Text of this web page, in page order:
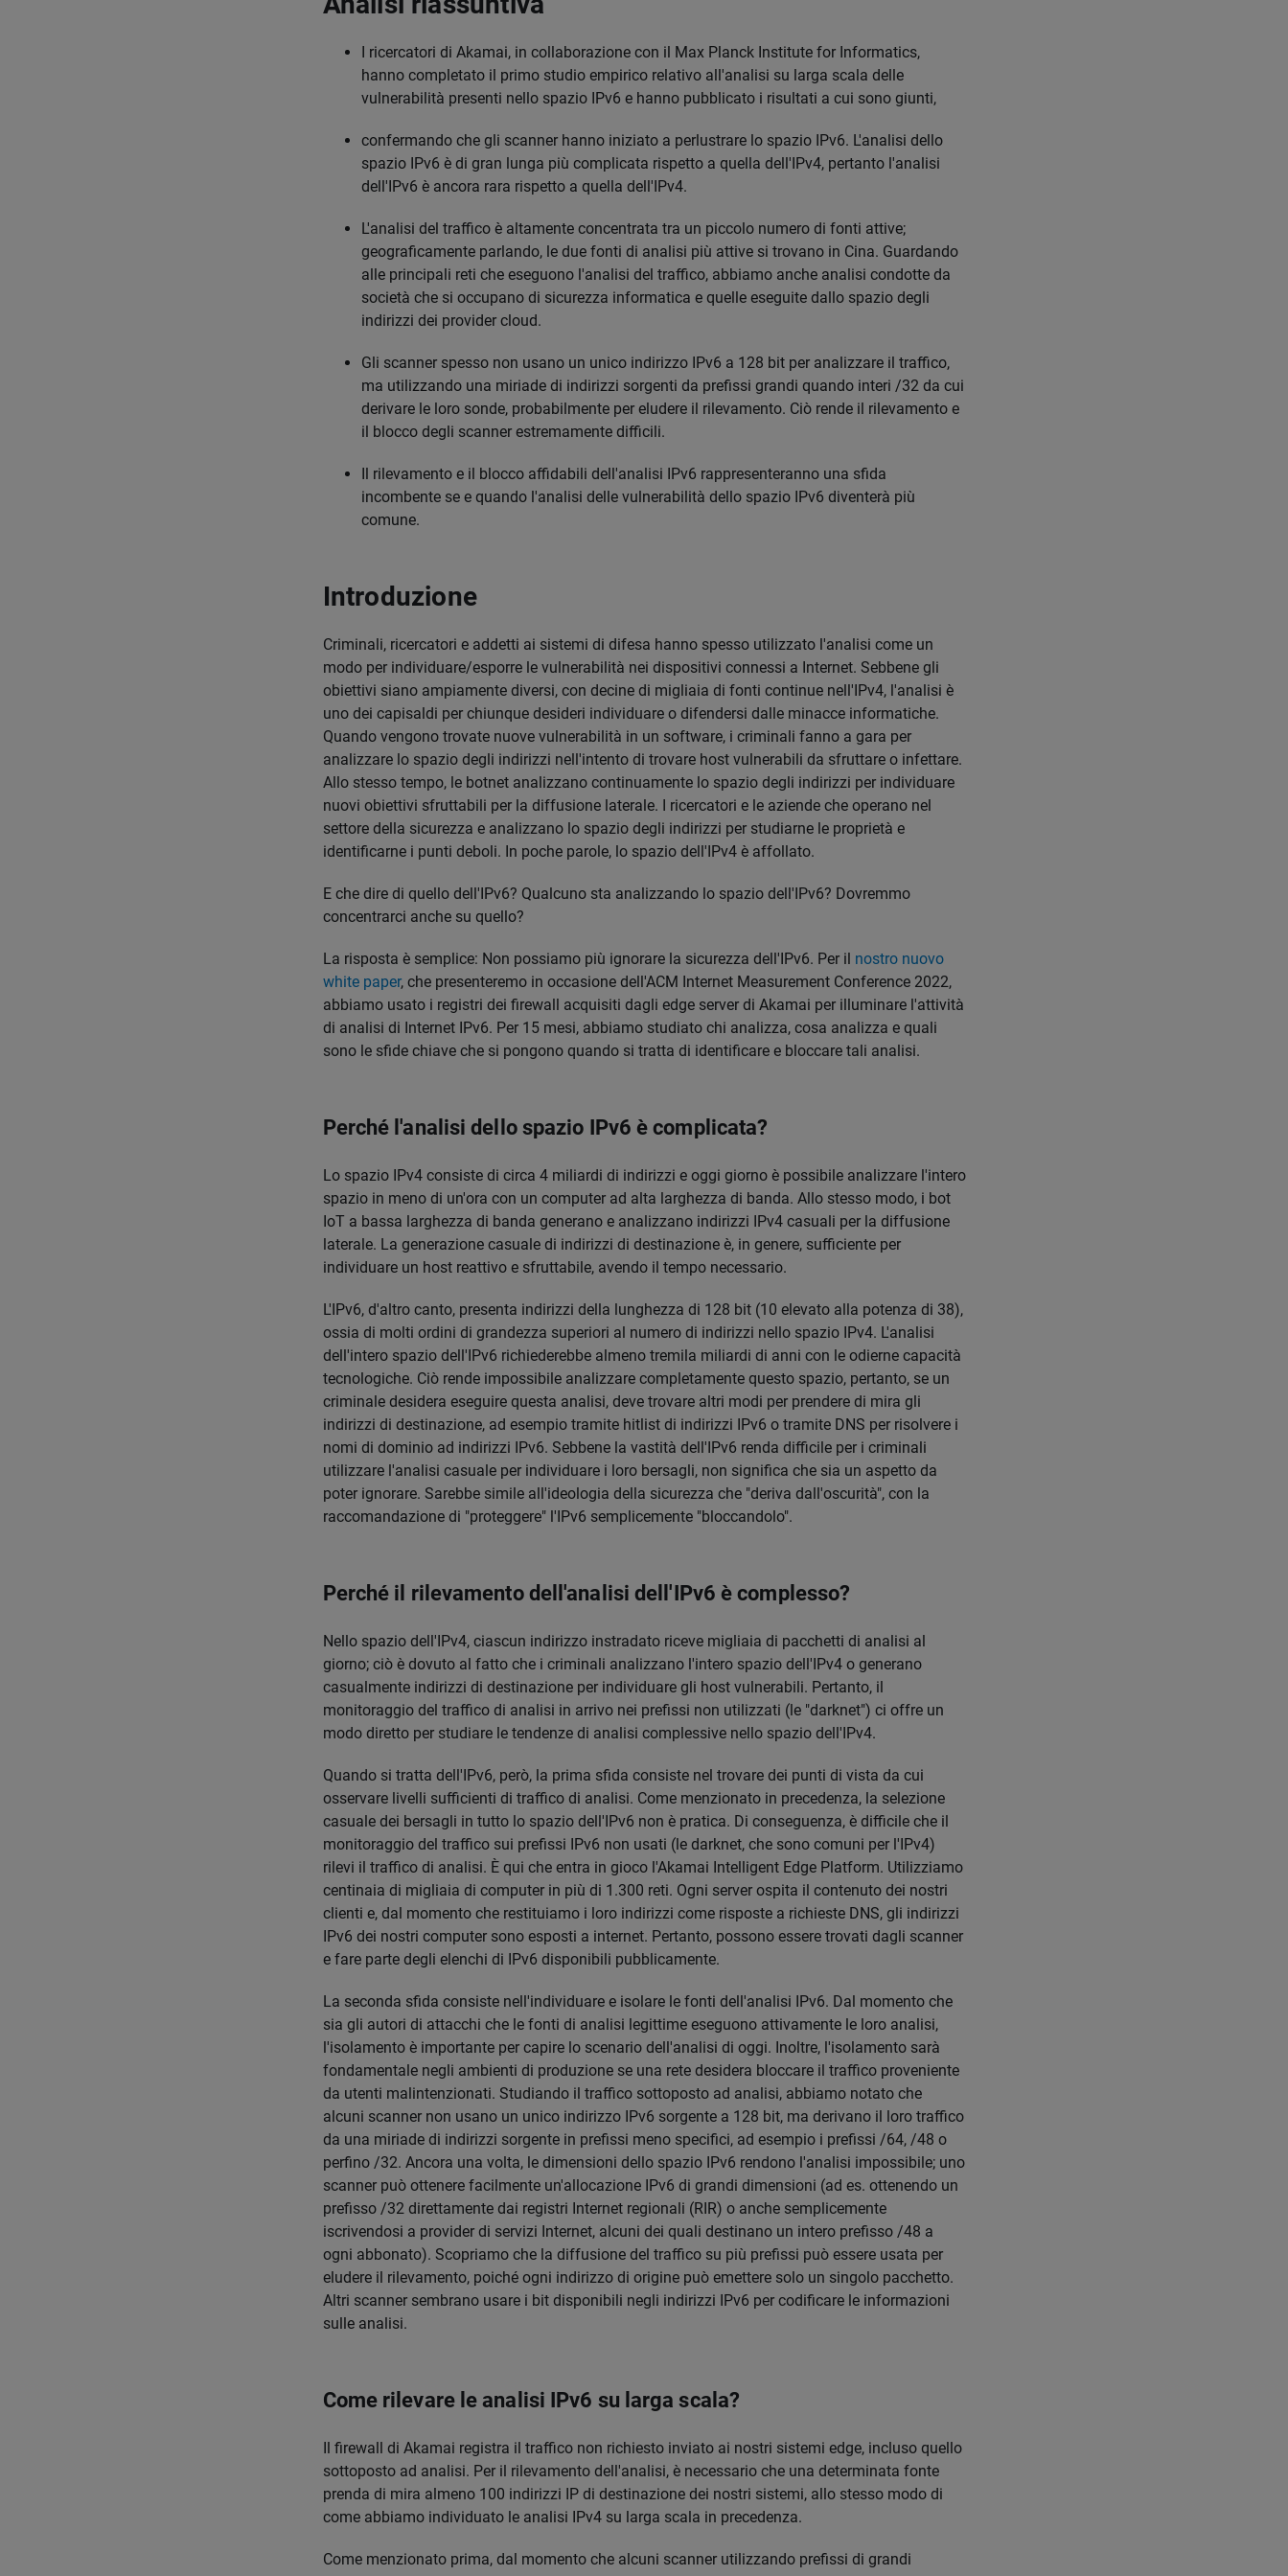
I ricercatori di Akamai, in collaborazione con il Max Planck Institute for Informatics,
hanno completato il primo studio empirico relativo all'analisi su larga scala delle
vulnerabilità presenti nello spazio IPv6 e hanno pubblicato i risultati a cui sono giunti,
confermando che gli scanner hanno iniziato a perlustrare lo spazio IPv6. L'analisi dello
spazio IPv6 è di gran lunga più complicata rispetto a quella dell'IPv4, pertanto l'analisi
dell'IPv6 è ancora rara rispetto a quella dell'IPv4.
L'analisi del traffico è altamente concentrata tra un piccolo numero di fonti attive;
geograficamente parlando, le due fonti di analisi più attive si trovano in Cina. Guardando
alle principali reti che eseguono l'analisi del traffico, abbiamo anche analisi condotte da
società che si occupano di sicurezza informatica e quelle eseguite dallo spazio degli
indirizzi dei provider cloud.
Gli scanner spesso non usano un unico indirizzo IPv6 a 128 bit per analizzare il traffico,
ma utilizzando una miriade di indirizzi sorgenti da prefissi grandi quando interi /32 da cui
derivare le loro sonde, probabilmente per eludere il rilevamento. Ciò rende il rilevamento e
il blocco degli scanner estremamente difficili.
Il rilevamento e il blocco affidabili dell'analisi IPv6 rappresenteranno una sfida
incombente se e quando l'analisi delle vulnerabilità dello spazio IPv6 diventerà più
comune.
Introduzione
Criminali, ricercatori e addetti ai sistemi di difesa hanno spesso utilizzato l'analisi come un
modo per individuare/esporre le vulnerabilità nei dispositivi connessi a Internet. Sebbene gli
obiettivi siano ampiamente diversi, con decine di migliaia di fonti continue nell'IPv4, l'analisi è
uno dei capisaldi per chiunque desideri individuare o difendersi dalle minacce informatiche.
Quando vengono trovate nuove vulnerabilità in un software, i criminali fanno a gara per
analizzare lo spazio degli indirizzi nell'intento di trovare host vulnerabili da sfruttare o infettare.
Allo stesso tempo, le botnet analizzano continuamente lo spazio degli indirizzi per individuare
nuovi obiettivi sfruttabili per la diffusione laterale. I ricercatori e le aziende che operano nel
settore della sicurezza e analizzano lo spazio degli indirizzi per studiarne le proprietà e
identificarne i punti deboli. In poche parole, lo spazio dell'IPv4 è affollato.
E che dire di quello dell'IPv6? Qualcuno sta analizzando lo spazio dell'IPv6? Dovremmo
concentrarci anche su quello?
La risposta è semplice: Non possiamo più ignorare la sicurezza dell'IPv6. Per il nostro nuovo
white paper, che presenteremo in occasione dell'ACM Internet Measurement Conference 2022,
abbiamo usato i registri dei firewall acquisiti dagli edge server di Akamai per illuminare l'attività
di analisi di Internet IPv6. Per 15 mesi, abbiamo studiato chi analizza, cosa analizza e quali
sono le sfide chiave che si pongono quando si tratta di identificare e bloccare tali analisi.
Perché l'analisi dello spazio IPv6 è complicata?
Lo spazio IPv4 consiste di circa 4 miliardi di indirizzi e oggi giorno è possibile analizzare l'intero
spazio in meno di un'ora con un computer ad alta larghezza di banda. Allo stesso modo, i bot
IoT a bassa larghezza di banda generano e analizzano indirizzi IPv4 casuali per la diffusione
laterale. La generazione casuale di indirizzi di destinazione è, in genere, sufficiente per
individuare un host reattivo e sfruttabile, avendo il tempo necessario.
L'IPv6, d'altro canto, presenta indirizzi della lunghezza di 128 bit (10 elevato alla potenza di 38),
ossia di molti ordini di grandezza superiori al numero di indirizzi nello spazio IPv4. L'analisi
dell'intero spazio dell'IPv6 richiederebbe almeno tremila miliardi di anni con le odierne capacità
tecnologiche. Ciò rende impossibile analizzare completamente questo spazio, pertanto, se un
criminale desidera eseguire questa analisi, deve trovare altri modi per prendere di mira gli
indirizzi di destinazione, ad esempio tramite hitlist di indirizzi IPv6 o tramite DNS per risolvere i
nomi di dominio ad indirizzi IPv6. Sebbene la vastità dell'IPv6 renda difficile per i criminali
utilizzare l'analisi casuale per individuare i loro bersagli, non significa che sia un aspetto da
poter ignorare. Sarebbe simile all'ideologia della sicurezza che "deriva dall'oscurità", con la
raccomandazione di "proteggere" l'IPv6 semplicemente "bloccandolo".
Perché il rilevamento dell'analisi dell'IPv6 è complesso?
Nello spazio dell'IPv4, ciascun indirizzo instradato riceve migliaia di pacchetti di analisi al
giorno; ciò è dovuto al fatto che i criminali analizzano l'intero spazio dell'IPv4 o generano
casualmente indirizzi di destinazione per individuare gli host vulnerabili. Pertanto, il
monitoraggio del traffico di analisi in arrivo nei prefissi non utilizzati (le "darknet") ci offre un
modo diretto per studiare le tendenze di analisi complessive nello spazio dell'IPv4.
Quando si tratta dell'IPv6, però, la prima sfida consiste nel trovare dei punti di vista da cui
osservare livelli sufficienti di traffico di analisi. Come menzionato in precedenza, la selezione
casuale dei bersagli in tutto lo spazio dell'IPv6 non è pratica. Di conseguenza, è difficile che il
monitoraggio del traffico sui prefissi IPv6 non usati (le darknet, che sono comuni per l'IPv4)
rilevi il traffico di analisi. È qui che entra in gioco l'Akamai Intelligent Edge Platform. Utilizziamo
centinaia di migliaia di computer in più di 1.300 reti. Ogni server ospita il contenuto dei nostri
clienti e, dal momento che restituiamo i loro indirizzi come risposte a richieste DNS, gli indirizzi
IPv6 dei nostri computer sono esposti a internet. Pertanto, possono essere trovati dagli scanner
e fare parte degli elenchi di IPv6 disponibili pubblicamente.
La seconda sfida consiste nell'individuare e isolare le fonti dell'analisi IPv6. Dal momento che
sia gli autori di attacchi che le fonti di analisi legittime eseguono attivamente le loro analisi,
l'isolamento è importante per capire lo scenario dell'analisi di oggi. Inoltre, l'isolamento sarà
fondamentale negli ambienti di produzione se una rete desidera bloccare il traffico proveniente
da utenti malintenzionati. Studiando il traffico sottoposto ad analisi, abbiamo notato che
alcuni scanner non usano un unico indirizzo IPv6 sorgente a 128 bit, ma derivano il loro traffico
da una miriade di indirizzi sorgente in prefissi meno specifici, ad esempio i prefissi /64, /48 o
perfino /32. Ancora una volta, le dimensioni dello spazio IPv6 rendono l'analisi impossibile; uno
scanner può ottenere facilmente un'allocazione IPv6 di grandi dimensioni (ad es. ottenendo un
prefisso /32 direttamente dai registri Internet regionali (RIR) o anche semplicemente
iscrivendosi a provider di servizi Internet, alcuni dei quali destinano un intero prefisso /48 a
ogni abbonato). Scopriamo che la diffusione del traffico su più prefissi può essere usata per
eludere il rilevamento, poiché ogni indirizzo di origine può emettere solo un singolo pacchetto.
Altri scanner sembrano usare i bit disponibili negli indirizzi IPv6 per codificare le informazioni
sulle analisi.
Come rilevare le analisi IPv6 su larga scala?
Il firewall di Akamai registra il traffico non richiesto inviato ai nostri sistemi edge, incluso quello
sottoposto ad analisi. Per il rilevamento dell'analisi, è necessario che una determinata fonte
prenda di mira almeno 100 indirizzi IP di destinazione dei nostri sistemi, allo stesso modo di
come abbiamo individuato le analisi IPv4 su larga scala in precedenza.
Come menzionato prima, dal momento che alcuni scanner utilizzando prefissi di grandi